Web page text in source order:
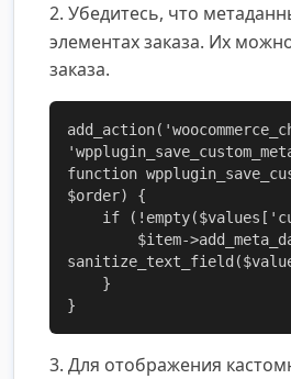
2. Убедитесь, что
элементах заказа. Их
заказа.
function
$order) {
}
3. Для отображения